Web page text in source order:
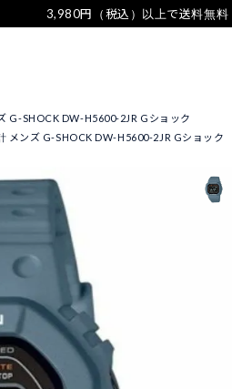
3,980円（税込）以上で送料無
G-SHOCK DW-H5600-2JR Gショック
メンズ G-SHOCK DW-H5600-2JR Gショック